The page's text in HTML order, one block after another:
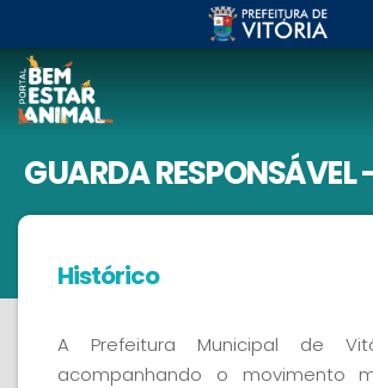
GUARDA RESPONSÁVEL
Histórico
A Prefeitura Municipal de
acompanhando o movimento